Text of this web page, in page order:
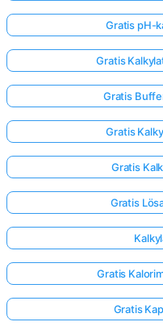
Gratis pH-
Gratis
Gratis
Gratis
Gratis
Gratis
Gratis
Gratis